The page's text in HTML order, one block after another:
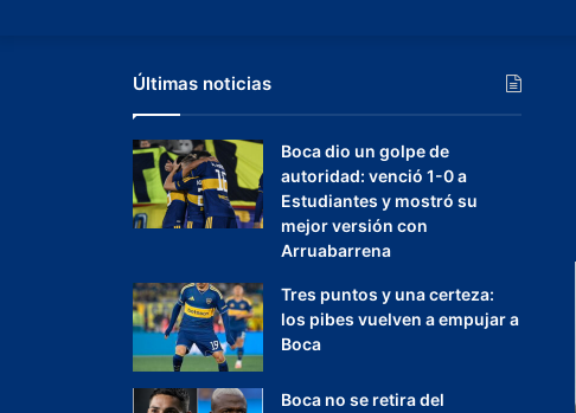
Últimas noticias
Boca dio un golpe de
autoridad: venció 1-0 a
Estudiantes y mostró su
mejor versión con
Arruabarrena
Tres puntos y una certeza:
los pibes vuelven a empujar a
Boca
Boca no se retira del